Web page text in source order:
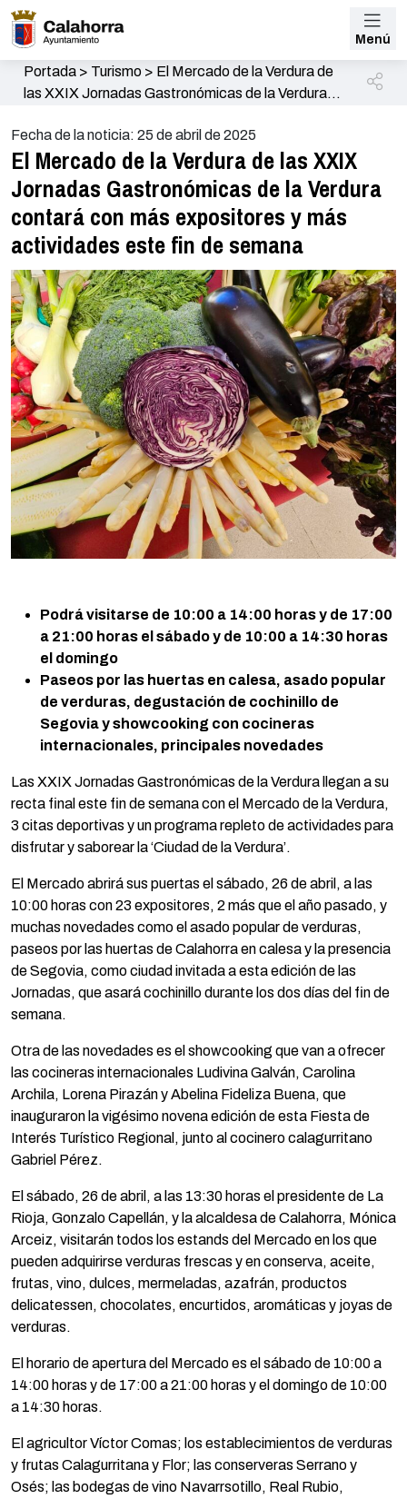
Menú
Portada> Turismo> El Mercado de la Verdura de
las XXIX Jornadas Gastronómicas de la Verdura
este fin de semana
Fecha de la noticia: 25 de abril de 2025
El Mercado de la Verdura de las XXIX
Jornadas Gastronómicas de la Verdura
contará con más expositores y más
actividades este fin de semana
Podrá visitarse de 10:00 a 14:00 horas y de 17:00
a 21:00 horas el sábado y de 10:00 a 14:30 horas
el domingo
Paseos por las huertas en calesa, asado popular
de verduras, degustación de cochinillo de
Segovia y showcooking con cocineras
internacionales, principales novedades
Las XXIX Jornadas Gastronómicas de la Verdura llegan a su
recta final este fin de semana con el Mercado de la Verdura,
3 citas deportivas y un programa repleto de actividades para
disfrutar y saborear la ‘Ciudad de la Verdura’.
El Mercado abrirá sus puertas el sábado, 26 de abril, a las
10:00 horas con 23 expositores, 2 más que el año pasado, y
muchas novedades como el asado popular de verduras,
paseos por las huertas de Calahorra en calesa y la presencia
de Segovia, como ciudad invitada a esta edición de las
Jornadas, que asará cochinillo durante los dos días del fin de
semana.
Otra de las novedades es el showcooking que van a ofrecer
las cocineras internacionales Ludivina Galván, Carolina
Archila, Lorena Pirazán y Abelina Fideliza Buena, que
inauguraron la vigésimo novena edición de esta Fiesta de
Interés Turístico Regional, junto al cocinero calagurritano
Gabriel Pérez.
El sábado, 26 de abril, a las 13:30 horas el presidente de La
Rioja, Gonzalo Capellán, y la alcaldesa de Calahorra, Mónica
Arceiz, visitarán todos los estands del Mercado en los que
pueden adquirirse verduras frescas y en conserva, aceite,
frutas, vino, dulces, mermeladas, azafrán, productos
delicatessen, chocolates, encurtidos, aromáticas y joyas de
verduras.
El horario de apertura del Mercado es el sábado de 10:00 a
14:00 horas y de 17:00 a 21:00 horas y el domingo de 10:00
a 14:30 horas.
El agricultor Víctor Comas; los establecimientos de verduras
y frutas Calagurritana y Flor; las conserveras Serrano y
Osés; las bodegas de vino Navarrsotillo, Real Rubio,